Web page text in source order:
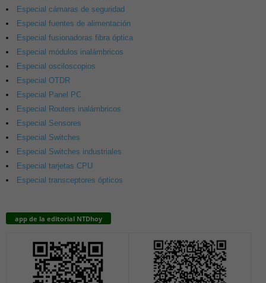
Especial cámaras de seguridad
Especial fuentes de alimentación
Especial fusionadoras fibra óptica
Especial módulos inalámbricos
Especial osciloscopios
Especial OTDR
Especial Panel PC
Especial Routers inalámbricos
Especial Sensores
Especial Switches
Especial Switches industriales
Especial tarjetas CPU
Especial transceptores ópticos
app de la editorial NTDhoy